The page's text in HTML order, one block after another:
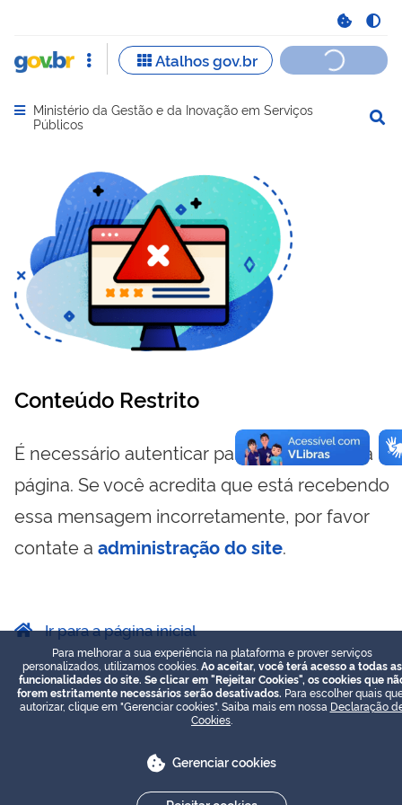
Abrir menu principal de navegação
Ministério da Gestão e da Inovação em Serviços
Públicos
Conteúdo Restrito
É necessário autenticar para visualizar essa
página. Se você acredita que está recebendo
essa mensagem incorretamente, por favor
contate a administração do site.
Ir para a página inicial
Para melhorar a sua experiência na plataforma e prover serviços
personalizados, utilizamos cookies. Ao aceitar, você terá acesso a todas as
funcionalidades do site. Se clicar em "Rejeitar Cookies", os cookies que
forem estritamente necessários serão desativados. Para escolher quais
autorizar, clique em "Gerenciar cookies". Saiba mais em nossa Declaração
Cookies
Gerenciar cookies